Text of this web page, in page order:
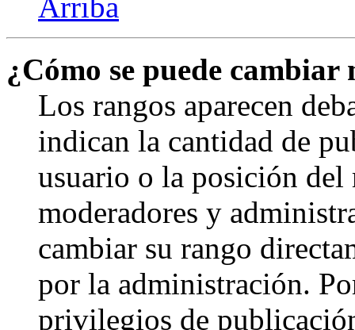
Arriba
¿Cómo se puede cambiar
Los rangos aparecen
indican la cantidad de
usuario o la posición
moderadores y
cambiar su rango
por la administración.
privilegios de